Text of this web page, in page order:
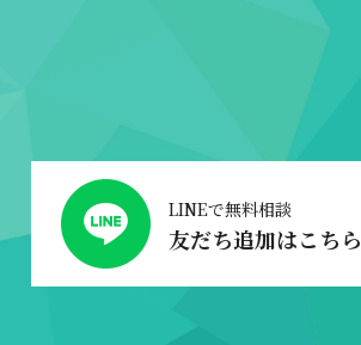
LINEで無料相談
友だち追加はこちら